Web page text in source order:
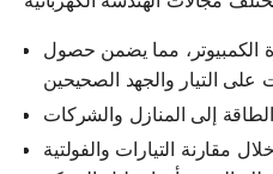
الكمبيوتر، مما يضمن حصول
مقارنة التيارات والفولتية